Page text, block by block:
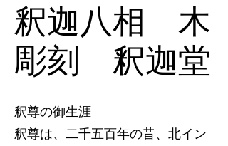
釈迦八相 木
彫刻 釈迦堂
釈尊の御生涯
釈尊は、二千五百年の昔、北イン